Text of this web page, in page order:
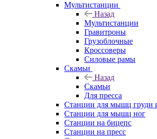
Мультистанции
Назад
Мультистанции
Гравитроны
Грузоблочные
Кроссоверы
Силовые рамы
Скамьи
Назад
Скамьи
Для пресса
Станции для мышц груди
Станции для мышц ног
Станции на бицепс
Станции на пресс